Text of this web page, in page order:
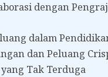
dengan
dalam
dan Peluang
Tak Terduga